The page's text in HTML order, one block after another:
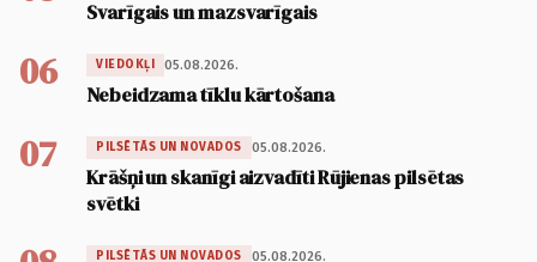
Svarīgais un mazsvarīgais
06 VIEDOKĻI 05.08.2026.
Nebeidzama tīklu kārtošana
07 PILSĒTĀS UN NOVADOS 05.08.2026.
Krāšņi un skanīgi aizvadīti Rūjienas pilsētas
svētki
PILSĒTĀS UN NOVADOS 05.08.2026.